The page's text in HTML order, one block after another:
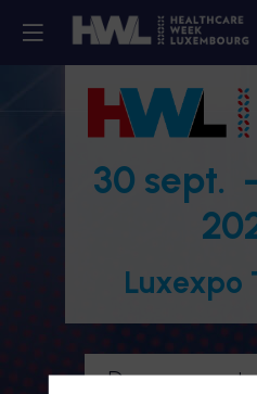
30 sept.
Luxexpo
Devenez